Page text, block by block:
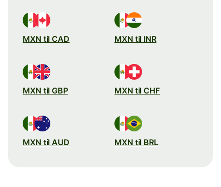
MXN til CAD MXN til INR
MXN til GBP MXN til CHF
MXN til AUD MXN til BRL